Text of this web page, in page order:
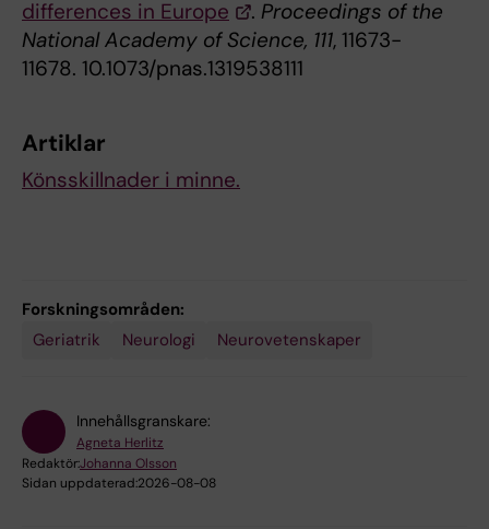
differences in Europe
. Proceedings of the
National Academy of Science, 111, 11673-
11678. 10.1073/pnas.1319538111
Artiklar
Könsskillnader i minne.
Forskningsområden:
Geriatrik
Neurologi Neurovetenskaper
Innehållsgranskare:
Agneta Herlitz
Redaktör:Johanna Olsson
Sidan uppdaterad:2026-08-08